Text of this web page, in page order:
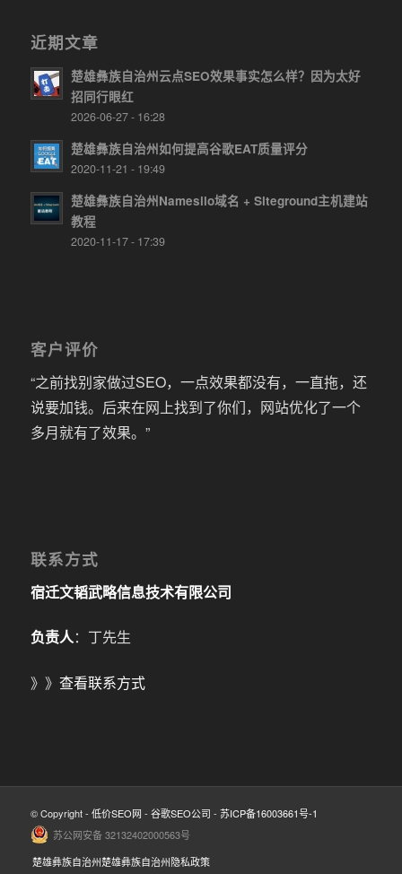
近期文章
楚雄彝族自治州云点SEO效果事实怎么样？因为太好
招同行眼红
2026-06-27 - 16:28
楚雄彝族自治州如何提高谷歌EAT质量评分
2020-11-21 - 19:49
楚雄彝族自治州Namesilo域名 + Siteground主机建站
教程
2020-11-17 - 17:39
客户评价
“之前找别家做过SEO，一点效果都没有，一直拖，还
说要加钱。后来在网上找到了你们，网站优化了一个
多月就有了效果。”
联系方式
宿迁文韬武略信息技术有限公司
负责人：丁先生
》》 查看联系方式
© Copyright - 低价SEO网 - 谷歌SEO公司 - 苏ICP备16003661号-1
苏公网安备 32132402000563号
楚雄彝族自治州楚雄彝族自治州隐私政策